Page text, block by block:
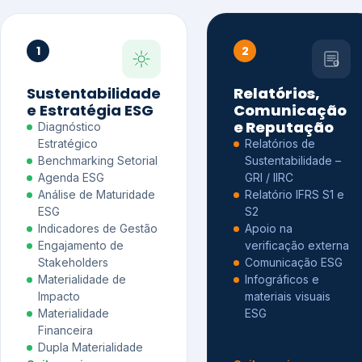
1
Sustentabilidade
e Estratégia ESG
Diagnóstico
Estratégico
Benchmarking Setorial
Agenda ESG
Análise de Maturidade
ESG
Indicadores de Gestão
Engajamento de
Stakeholders
Materialidade de
Impacto
Materialidade
Financeira
Dupla Materialidade
2
Relatórios,
Comunicação
e Reputação
Relatórios de
Sustentabilidade –
GRI / IIRC
Relatório IFRS S1 e
S2
Apoio na
verificação externa
Comunicação ESG
Infográficos e
materiais visuais
ESG